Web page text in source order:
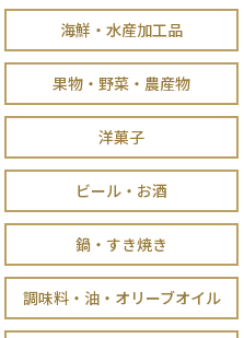
海鮮・水産加工品
果物・野菜・農産物
洋菓子
ビール・お酒
鍋・すき焼き
調味料・油・オリーブオイル